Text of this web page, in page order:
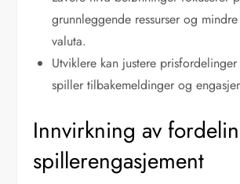
grunnleggende ressurser og
valuta.
Utviklere kan justere
spiller tilbakemeldinger og
Innvirkning av
spillerengasjement